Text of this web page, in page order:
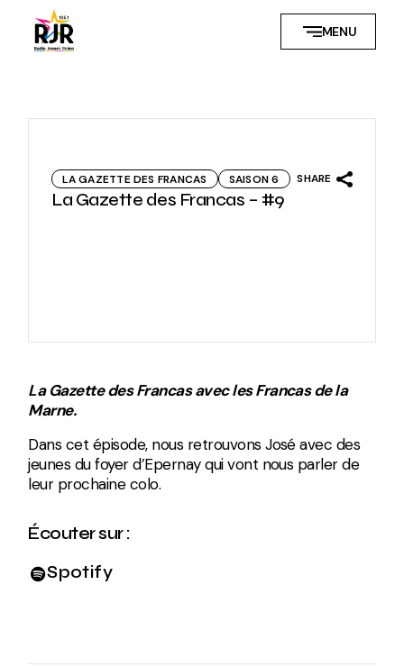
content
MENU
LA GAZETTE DES FRANCAS SAISON 6
La Gazette des Francas – #9
SHARE
La Gazette des Francas avec les Francas de la
Marne.
Dans cet épisode, nous retrouvons José avec des
jeunes du foyer d’Epernay qui vont nous parler de
leur prochaine colo.
Écouter sur :
Spotify